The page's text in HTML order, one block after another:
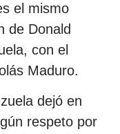
el mismo
de Donald
con el
Maduro.
dejó en
respeto por